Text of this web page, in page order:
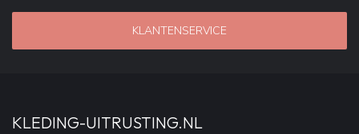
KLANTENSERVICE
KLEDING-UITRUSTING.NL